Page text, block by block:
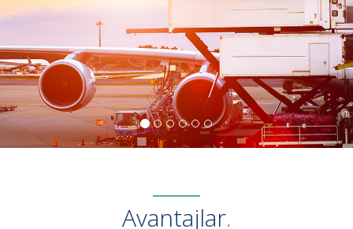
Avantajlar